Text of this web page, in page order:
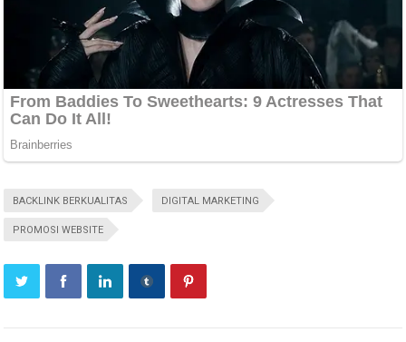
BACKLINK BERKUALITAS DIGITAL MARKETING
PROMOSI WEBSITE